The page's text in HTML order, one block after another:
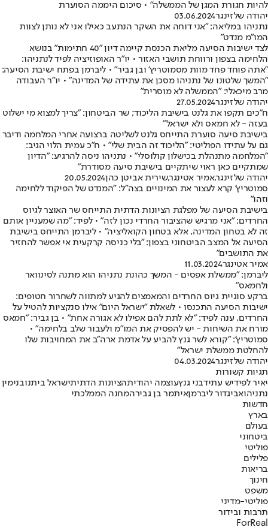
להיות חגורת המגן של הממשלה" • סיכום היממה הסוערת
יהודה שלזינגר03.06.2024
נתניהו במליאה: "אני דוחה את השקר הנתעב כאילו אני לא נותן לצוות
המו"מ מנדט"
לצד ישיבות הסיעה מליאת הכנסת קיימה דיון "40 חתימות" בנושא
הלחימה בצפון ורווחת תושבי האזור • יו"ר האופוזיציה לפיד לנתניהו:
"אתה פוחד פחד מוות מסמוטריץ' ובן גביר" • ליברמן בפתח ישיבת הסיעה:
"המשך שלטונו של נתניהו מסכן את עתידה של המדינה" • יו"ר העבודה
מרב מיכאלי: "הממשלה לא מוסרית"
יהודה שלזינגר27.05.2024
ח"כים תקפו את גלנט בישיבת הליכוד; שר הביטחון: "צריך למצוא מי ישלוט
בעזה - לא חמאס ולא ישראל"
בישיבת סיעה סוערת התייחס גלנט לשליטה ברצועה אחרי המלחמה ודיבר
גם על עתידו הפוליטי: "הליכוד זה הבית שלי" • ח"כ עמית הלוי הגיב:
"‏המלחמה מתנהלת בכישלון קולוסלי" • נתניהו ניסה להרגיע: "הדיון
שמתקיים כאן ראוי שיתקיים בישיבת סיעה מסודרת"
יהודה שלזינגר,אמיר אטינגר,שירית אביטן כהן20.05.2024
סמוטריץ' קרא לעצור את המינויים בצה"ל: "המנדט של הפיקוד ללחימה
וזהו"
בישיבת הסיעה של מפלגת הציונות הדתית התייחס שר האוצר לגיוס
החרדים: "אני מרגיש שהציבור החרדי נכון לזה" • לפיד: "מה שמעניין אותם
זה לא בטחון המדינה, אלא בטחון הקואליציה" • ליברמן התייחס בישיבת
הסיעה אל המצב הביטחוני בצפון: "בלי כניסה קרקעית אי אפשר להחזיר
את התושבים"
אמיר אטינגר11.03.2024
ליברמן: "ממשלת אפסים - המשך כהונת נתניהו הוא מתנה לסינוואר
ולחמאס"
ברקע סוגיית גיוס החרדים והמאמצים להגיע למתווה לשחרור חטופים:
ישיבות הסיעה התכנסו • לשאלת "ישראל היום" אילו סנקציות להטיל על
החרדים, ענה לפיד: "לא לתת להם אפילו לא אגורה אחת" • בן גביר: "חמאס
מורח את השיחות - יש להפסיק את המו"מ ולעבור שלב בלחימה" •
סמוטריץ': "קורא לשר גנץ להביע על אדמת ארה"ב את המחויבות שלו
להחלטת ממשלת ישראל"
יהודה שלזינגר04.03.2024
תגיות קשורות
יאיר לפידיש עתידבני גנץעוצמה יהודיתהציונות הדתיתישראל ביתנובנימין
נתניהואביגדור ליברמןאיתמר בן גבירהמחנה הממלכתי
חדשות
בארץ
בעולם
ביטחוני
פוליטי
פלילים
בריאות
חינוך
משפט
פוליטי-מדיני
תרבות ובידור
ForReal